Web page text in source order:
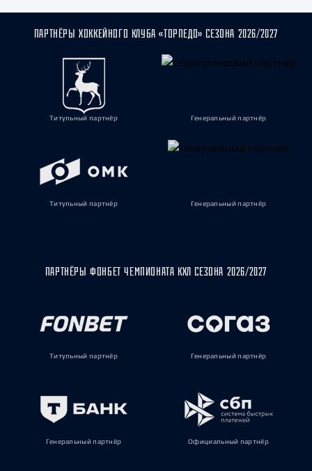
ПАРТНЁРЫ ХОККЕЙНОГО КЛУБА «ТОРПЕДО» СЕЗОНА 2026/2027
Титульный партнёр Генеральный партнёр
Титульный партнёр Генеральный партнёр
ПАРТНЁРЫ ФОНБЕТ ЧЕМПИОНАТА КХЛ СЕЗОНА 2026/2027
Титульный партнёр Генеральный партнёр
Генеральный партнёр Официальный партнёр